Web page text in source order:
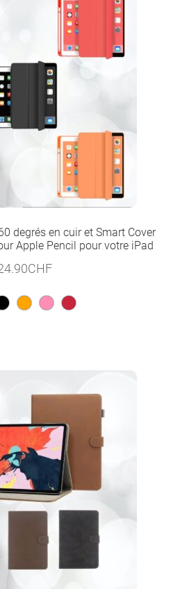
degrés en cuir et Smart Cover
Apple Pencil pour votre iPad
CHF